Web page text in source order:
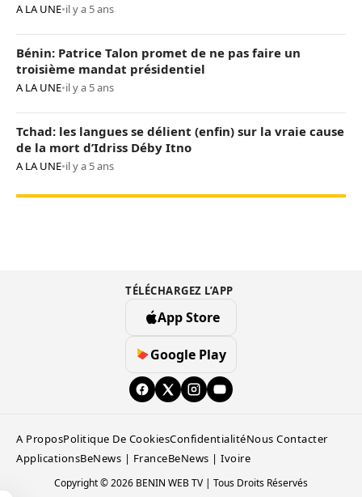
A LA UNE•il y a 5 ans
Bénin: Patrice Talon promet de ne pas faire un
troisième mandat présidentiel
A LA UNE•il y a 5 ans
Tchad: les langues se délient (enfin) sur la vraie cause
de la mort d’Idriss Déby Itno
A LA UNE•il y a 5 ans
TÉLÉCHARGEZ L’APP
App Store
Google Play
A ProposPolitique De CookiesConfidentialitéNous Contacter
ApplicationsBeNews | FranceBeNews | Ivoire
Copyright © 2026 BENIN WEB TV | Tous Droits Réservés